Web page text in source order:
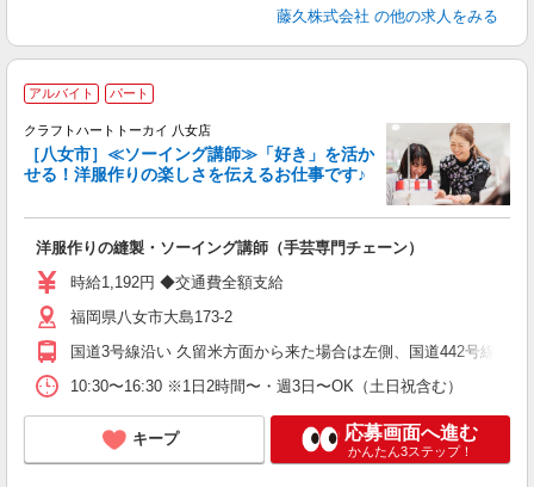
藤久株式会社 の他の求人をみる
アルバイト パート
クラフトハートトーカイ 八女店
［八女市］≪ソーイング講師≫「好き」を活か
せる！洋服作りの楽しさを伝えるお仕事です♪
洋服作りの縫製・ソーイング講師（手芸専門チェーン）
時給1,192円 ◆交通費全額支給
福岡県八女市大島173‐2
国道3号線沿い 久留米方面から来た場合は左側、国道442号線バ
10:30〜16:30 ※1日2時間〜・週3日〜OK（土日祝含む）
キープ 応募画面へ進む
かんたん3ステップ！